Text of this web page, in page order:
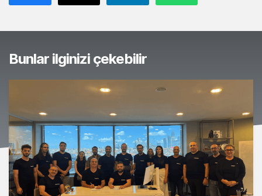
Bunlar ilginizi çekebilir